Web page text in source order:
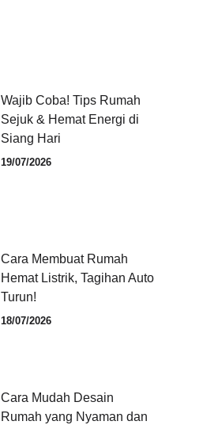
Wajib Coba! Tips Rumah
Sejuk & Hemat Energi di
Siang Hari
19/07/2026
Cara Membuat Rumah
Hemat Listrik, Tagihan Auto
Turun!
18/07/2026
Cara Mudah Desain
Rumah yang Nyaman dan